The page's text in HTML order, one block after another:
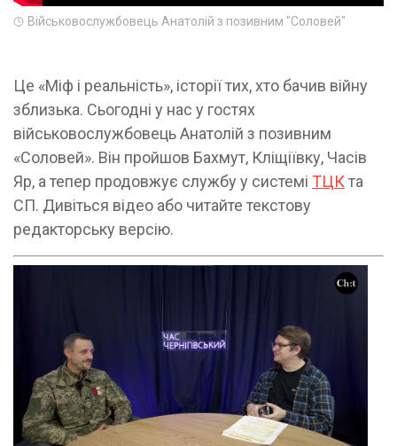
Військовослужбовець Анатолій з позивним "Соловей"
Це «Міф і реальність», історії тих, хто бачив війну
зблизька. Сьогодні у нас у гостях
військовослужбовець Анатолій з позивним
«Соловей». Він пройшов Бахмут, Кліщіївку, Часів
Яр, а тепер продовжує службу у системі ТЦКта
СП. Дивіться відео або читайте текстову
редакторську версію.